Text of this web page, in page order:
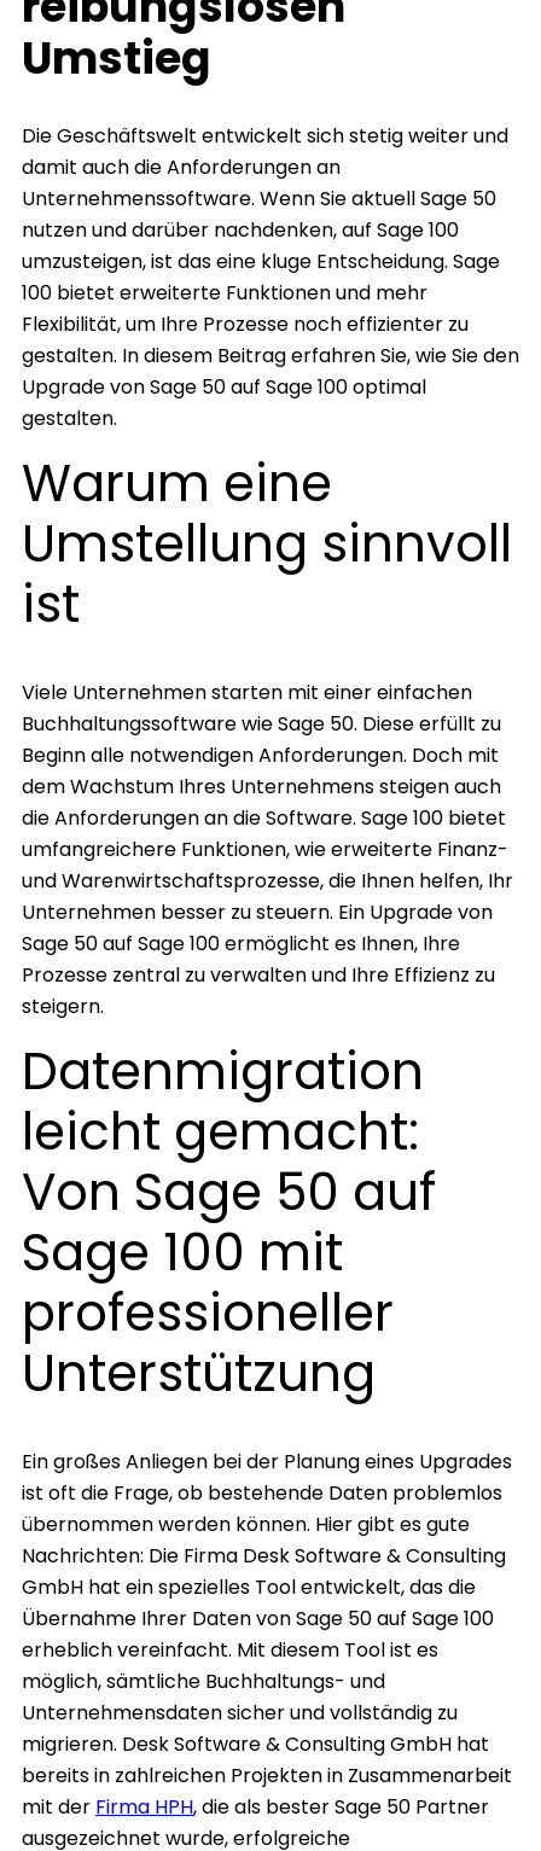
Umstieg
Die Geschäftswelt entwickelt sich stetig weiter und
damit auch die Anforderungen an
Unternehmenssoftware. Wenn Sie aktuell Sage 50
nutzen und darüber nachdenken, auf Sage 100
umzusteigen, ist das eine kluge Entscheidung. Sage
100 bietet erweiterte Funktionen und mehr
Flexibilität, um Ihre Prozesse noch effizienter zu
gestalten. In diesem Beitrag erfahren Sie, wie Sie den
Upgrade von Sage 50 auf Sage 100 optimal
gestalten.
Warum eine
Umstellung sinnvoll
ist
Viele Unternehmen starten mit einer einfachen
Buchhaltungssoftware wie Sage 50. Diese erfüllt zu
Beginn alle notwendigen Anforderungen. Doch mit
dem Wachstum Ihres Unternehmens steigen auch
die Anforderungen an die Software. Sage 100 bietet
umfangreichere Funktionen, wie erweiterte Finanz-
und Warenwirtschaftsprozesse, die Ihnen helfen, Ihr
Unternehmen besser zu steuern. Ein Upgrade von
Sage 50 auf Sage 100 ermöglicht es Ihnen, Ihre
Prozesse zentral zu verwalten und Ihre Effizienz zu
steigern.
Datenmigration
leicht gemacht:
Von Sage 50 auf
Sage 100 mit
professioneller
Unterstützung
Ein großes Anliegen bei der Planung eines Upgrades
ist oft die Frage, ob bestehende Daten problemlos
übernommen werden können. Hier gibt es gute
Nachrichten: Die Firma Desk Software & Consulting
GmbH hat ein spezielles Tool entwickelt, das die
Übernahme Ihrer Daten von Sage 50 auf Sage 100
erheblich vereinfacht. Mit diesem Tool ist es
möglich, sämtliche Buchhaltungs- und
Unternehmensdaten sicher und vollständig zu
migrieren. Desk Software & Consulting GmbH hat
bereits in zahlreichen Projekten in Zusammenarbeit
mit der Firma HPH, die als bester Sage 50 Partner
ausgezeichnet wurde, erfolgreiche